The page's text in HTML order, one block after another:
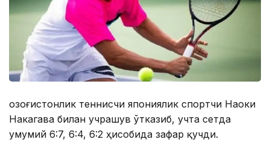
Қозоғистонлик теннисчи япониялик спортчи Наоки
Накагава билан учрашув ўтказиб, учта сетда
умумий 6:7, 6:4, 6:2 ҳисобида зафар қучди.